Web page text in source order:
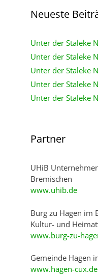
Neueste
Unter der Staleke
Unter der Staleke
Unter der Staleke
Unter der Staleke
Unter der Staleke
Partner
UHiB
Bremischen
www.uhib.de
Burg zu Hagen im
Kultur- und
www.burg-zu-
Gemeinde Hagen
www.hagen-cux.de